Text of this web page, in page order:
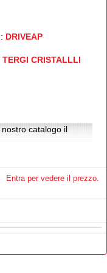
DRIVEAP
TERGI CRISTALLLI
catalogo il
Entra per vedere il prezzo.